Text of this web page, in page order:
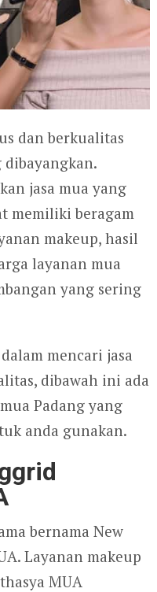
dan berkualitas
jasa mua yang
memiliki beragam
makeup, hasil
layanan mua
yang sering
mencari jasa
dibawah ini ada
Padang yang
anda gunakan.
bernama New
Layanan makeup
MUA